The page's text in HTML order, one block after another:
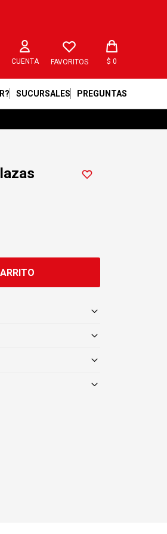
SUCURSALES PREGUNTAS
FAVORITOS $ 0